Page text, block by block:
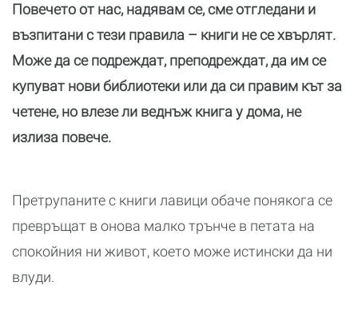
Повечето от нас, надявам се, сме отгледани и
възпитани с тези правила – книги не се хвърлят.
Може да се подреждат, преподреждат, да им се
купуват нови библиотеки или да си правим кът за
четене, но влезе ли веднъж книга у дома, не
излиза повече.
Претрупаните с книги лавици обаче понякога се
превръщат в онова малко трънче в петата на
спокойния ни живот, което може истински да ни
влуди.